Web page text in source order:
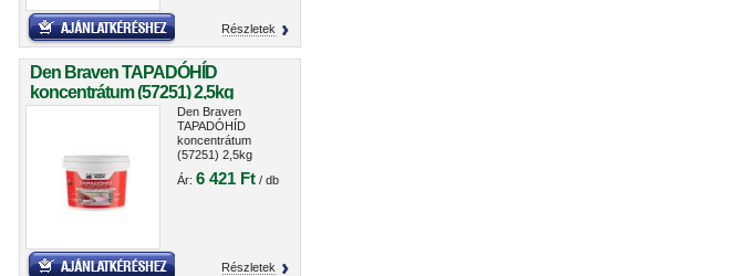
Részletek
Den Braven TAPADÓHÍD
koncentrátum (57251) 2,5kg
Den Braven
TAPADÓHÍD
koncentrátum
(57251) 2,5kg
Ár: 6 421 Ft/ db
Részletek